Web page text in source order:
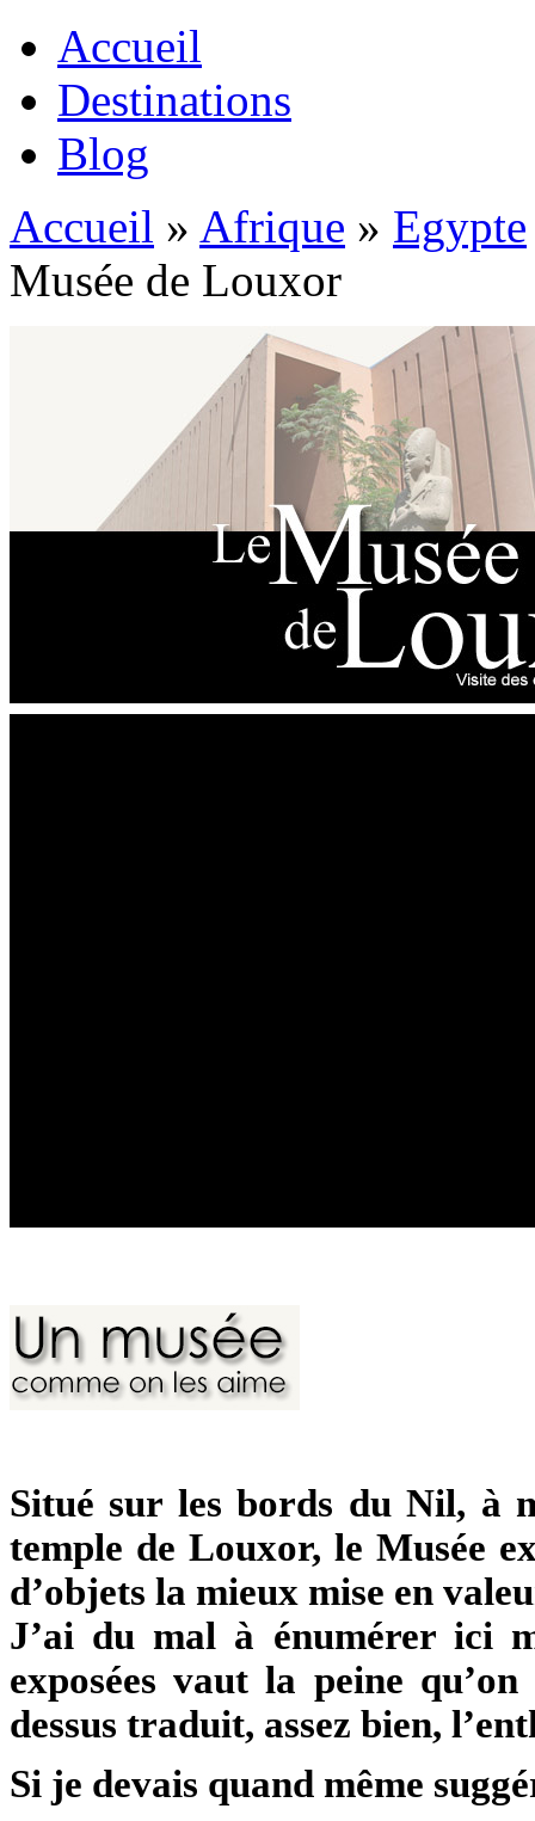
Accueil
Destinations
Blog
Accueil » Afrique » Egypte
Musée de Louxor
Situé sur les bords du Nil, à
temple de Louxor, le Musée
d’objets la mieux mise en
J’ai du mal à énumérer ici
exposées vaut la peine
dessus traduit, assez bien,
Si je devais quand même